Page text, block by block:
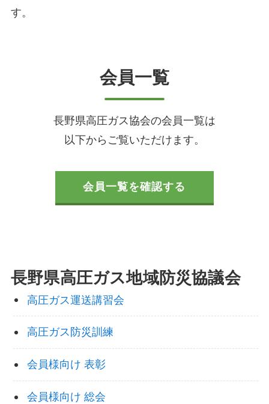
す。
会員一覧
長野県高圧ガス協会の会員一覧は
以下からご覧いただけます。
会員一覧を確認する
長野県高圧ガス地域防災協議会
高圧ガス運送講習会
高圧ガス防災訓練
会員様向け 表彰
会員様向け 総会